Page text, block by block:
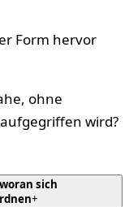
Form hervor
ohne
wird?
sich
+